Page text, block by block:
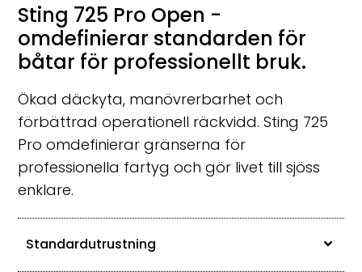
Sting 725 Pro Open -
omdefinierar standarden för
båtar för professionellt bruk.
Ökad däckyta, manövrerbarhet och
förbättrad operationell räckvidd. Sting 725
Pro omdefinierar gränserna för
professionella fartyg och gör livet till sjöss
enklare.
Standardutrustning